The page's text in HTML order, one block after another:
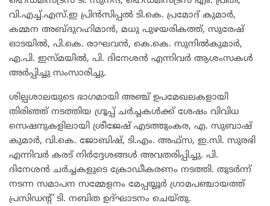
വി.എച്ച്.എസ്.ഇ പ്രിൻസിപ്പൽ ടി.കെ. പ്രമോദ് കുമാർ,
കമ്മന അബ്ദുറഹിമാൻ, മധു പുഴയരികത്ത്, സുരേഷ്
ഓടയിൽ, പി.കെ. രാഘവൻ, കെ.കെ. സുനിൽകുമാർ,
എ.പി. ഇസ്മയിൽ, പി. ദിനേശൻ എന്നിവർ ആശംസകൾ
അർപ്പിച്ചു സംസാരിച്ചു.
ശില്പശാലയുടെ ഭാഗമായി അഞ്ച് ഉപമേഖലകളായി
തിരിഞ്ഞ് നടത്തിയ ഗ്രൂപ്പ് ചർച്ചകൾക്ക് ശേഷം വിവിധ
സെഷനുകളിലായി ശ്രീജേഷ് എടത്തുംകര, എ. സുബാഷ്
കുമാർ, വി.കെ. ജോബിഷ്, ടി.എം. അഫ്സ, ഇ.സി. സുരഭി
എന്നിവർ കരട് നിർദ്ദേശങ്ങൾ അവതരിപ്പിച്ചു. പി.
ദിനേശൻ ചർച്ചകളുടെ ക്രോഡീകരണം നടത്തി. തുടർന്ന്
നടന്ന സമാപന സമ്മേളനം മേപ്പയ്യൂർ ഗ്രാമപഞ്ചായത്ത്
പ്രസിഡന്റ് ടി. നബിത ഉദ്ഘാടനം ചെയ്തു.